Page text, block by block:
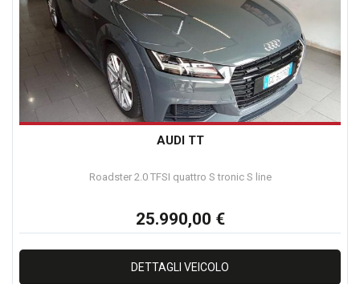
AUDI TT
Roadster 2.0 TFSI quattro S tronic S line
25.990,00 €
DETTAGLI VEICOLO